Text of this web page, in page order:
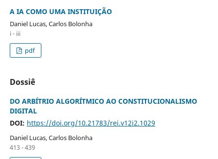
A IA COMO UMA INSTITUIÇÃO
Daniel Lucas, Carlos Bolonha
i - iii
pdf
Dossiê
DO ARBÍTRIO ALGORÍTMICO AO CONSTITUCIONALISMO
DIGITAL
DOI: https://doi.org/10.21783/rei.v12i2.1029
Daniel Lucas, Carlos Bolonha
413 - 439